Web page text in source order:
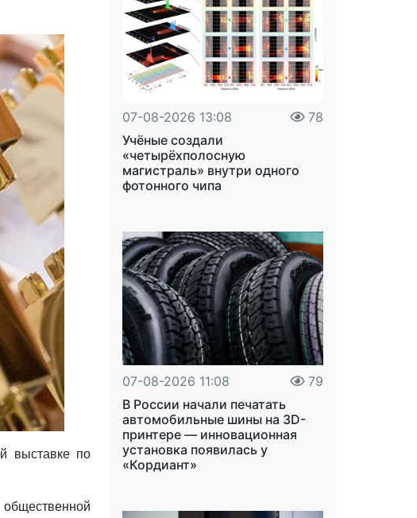
выставке по
07-08-2026 13:08
78
Учёные создали
«четырёхполосную
магистраль» внутри одного
фотонного чипа
07-08-2026 11:08
79
В России начали печатать
автомобильные шины на 3D-
принтере — инновационная
установка появилась у
«Кордиант»